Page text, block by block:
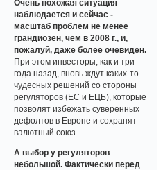
Очень похожая ситуация
наблюдается и сейчас -
масштаб проблем не менее
грандиозен, чем в 2008 г., и,
пожалуй, даже более очевиден.
При этом инвесторы, как и три
года назад, вновь ждут каких-то
чудесных решений со стороны
регуляторов (ЕС и ЕЦБ), которые
позволят избежать суверенных
дефолтов в Европе и сохранят
валютный союз.
А выбор у регуляторов
небольшой. Фактически перед